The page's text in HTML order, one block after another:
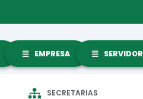
EMPRESA SERVIDOR
SECRETARIAS